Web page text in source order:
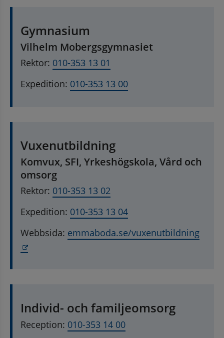
Gymnasium
Vilhelm Mobergsgymnasiet
Rektor: 010-353 13 01
Expedition: 010-353 13 00
Vuxenutbildning
Komvux, SFI, Yrkeshögskola, Vård och
omsorg
Rektor: 010-353 13 02
Expedition: 010-353 13 04
Webbsida: emmaboda.se/vuxenutbildning
Länk till annan webbplats, öppnas i nytt
Individ- och familjeomsorg
Reception: 010-353 14 00